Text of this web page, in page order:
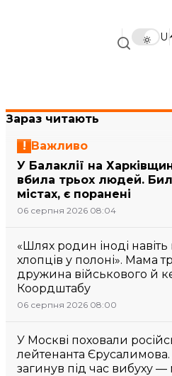
Зараз читають
Важливо
У Балаклії на
вбила трьох людей.
містах, є поранені
06 серпня 2026 08:04
«Шлях родин іноді
хлопців у полоні». Мама
дружина військового й
Коордштабу
06 серпня 2026 08:00
У Москві поховали
лейтенанта Єрусалимова.
загинув під час вибуху —